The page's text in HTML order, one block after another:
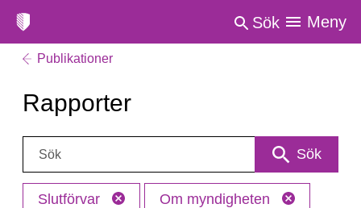
Sök Meny
Publikationer
Rapporter
Sök: Sök
Slutförvar Om myndigheten